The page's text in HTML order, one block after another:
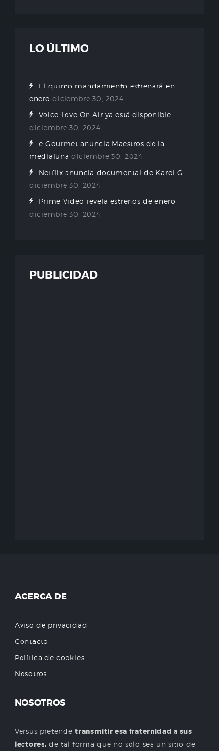
LO ÚLTIMO
El quinto mandamiento estrenará en
enero diciembre 30, 2024
Voice Love On Air ya está disponible
diciembre 30, 2024
elGourmet anuncia Maestros de la
medialuna diciembre 30, 2024
Netflix anuncia documental de Karol G
diciembre 30, 2024
Prime Video revela estrenos de enero
diciembre 30, 2024
PUBLICIDAD
ACERCA DE
Aviso de privacidad
Contacto
Política de cookies
Nosotros
NOSOTROS
Versus pretendetransmitir esa fraternidad a sus
lectores, de tal forma que no solo sea un sitio de